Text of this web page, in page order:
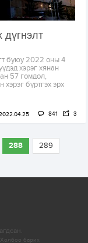
дүгнэлт
буюу 2022 оны 4
хэрэг хянан
57 гомдол,
бүртгэх эрх
841 3
288
289
Холбоо барих